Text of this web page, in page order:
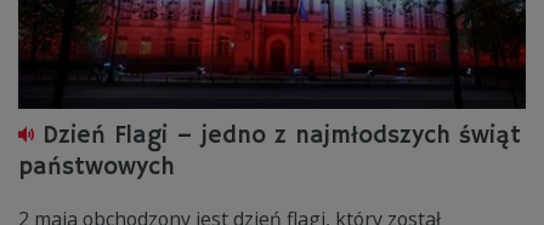
Dzień Flagi – jedno z najmłodszych świąt
państwowych
2 maja obchodzony jest dzień flagi, który został